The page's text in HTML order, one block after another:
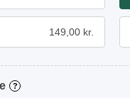
149,00 kr.
?